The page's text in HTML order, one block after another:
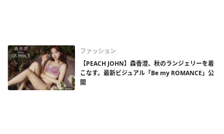
ファッション
【PEACH JOHN】森香澄、秋のランジェリーを着
こなす。最新ビジュアル「Be my ROMANCE」公
開